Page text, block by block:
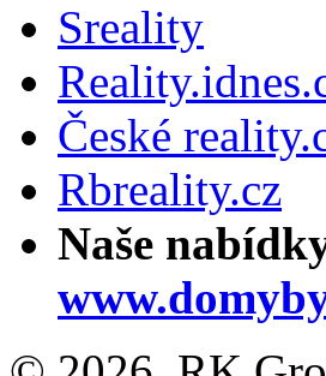
Sreality
České
Rbreality.cz
Naše